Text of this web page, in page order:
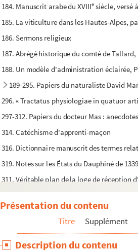
184. Manuscrit arabe du XVIIIe siècle, versé
185. La viticulture dans les Hautes-Alpes,
186. Sermons religieux
187. Abrégé historique du comté de
188. Un modèle d'administration éclairée,
189-295. Papiers du naturaliste David
296. « Tractatus physiologiae in quatuor
297-312. Papiers du docteur Mas :
314. Catéchisme d'apprenti-maçon
316. Dictionnaire manuscrit des termes
319. Notes sur les États du Dauphiné de
311. Véritable plan de la loge de réception
312. Nouvelles médailles frappées à Londres
313. Notes sur les règlements de police de
314. Mémoire sur la vallée du Queyras
315. Extrait de la carte du Dauphiné, par
Présentation du contenu
Titre Supplément
Description du contenu